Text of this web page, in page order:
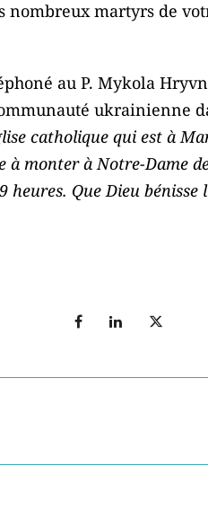
nombreux martyrs de
au P. Mykola
ukrainienne
catholique qui est à
à monter à Notre-Dame
Que Dieu bénisse